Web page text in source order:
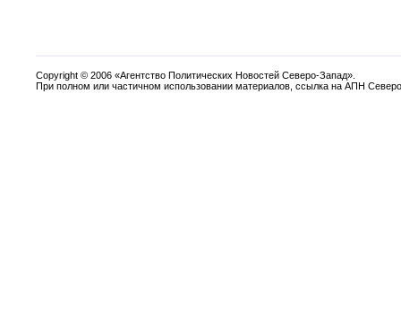
Copyright © 2006 «Агентство Политических Новостей Северо-Запад».
При полном или частичном использовании материалов, ссылка на АПН